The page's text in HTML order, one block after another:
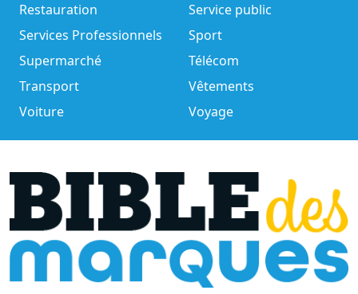
Restauration
Service public
Services Professionnels
Sport
Supermarché
Télécom
Transport
Vêtements
Voiture
Voyage